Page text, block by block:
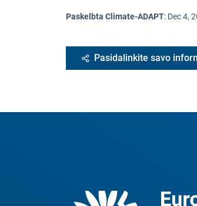
Paskelbta Climate-ADAPT: Dec 4,
Pasidalinkite savo